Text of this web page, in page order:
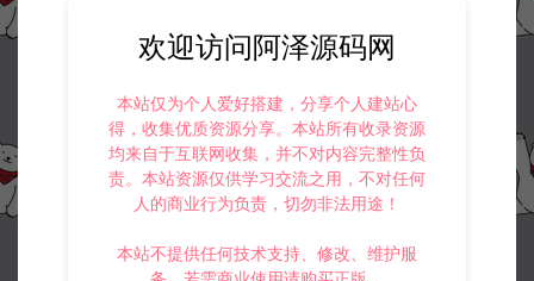
本站提供的所有资源仅供参考学习使用，不存在任何商业目的与商
侵权联系邮箱：32838727@qq.com
阿泽源码网 战神引擎专区 战神引擎右上角广告修改教程+设置
角色为GM教程+GM命令使用教程
https://www.lyzwlkj.vip/3733/hybk/zszq/
欢迎访问阿泽源码网
本站仅为个人爱好搭建，分享个人建站心
得，收集优质资源分享。本站所有收录资源
均来自于互联网收集，并不对内容完整性负
责。本站资源仅供学习交流之用，不对任何
人的商业行为负责，切勿非法用途！
本站不提供任何技术支持、修改、维护服